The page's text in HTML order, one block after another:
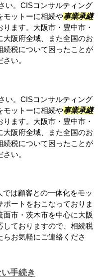
い。CISコンサルティング
モットーに相続や事業承継
ます。大阪市・豊中市・
大阪府全域、また全国のお
続税について困ったことが
い。
い。CISコンサルティング
モットーに相続や事業承継
ます。大阪市・豊中市・
大阪府全域、また全国のお
続税について困ったことが
い。
は顧客との一体化をモッ
ポートをおこなっておりま
市・茨木市を中心に大阪
しておりますので、相続税
お気軽にご連絡くださ
手続き